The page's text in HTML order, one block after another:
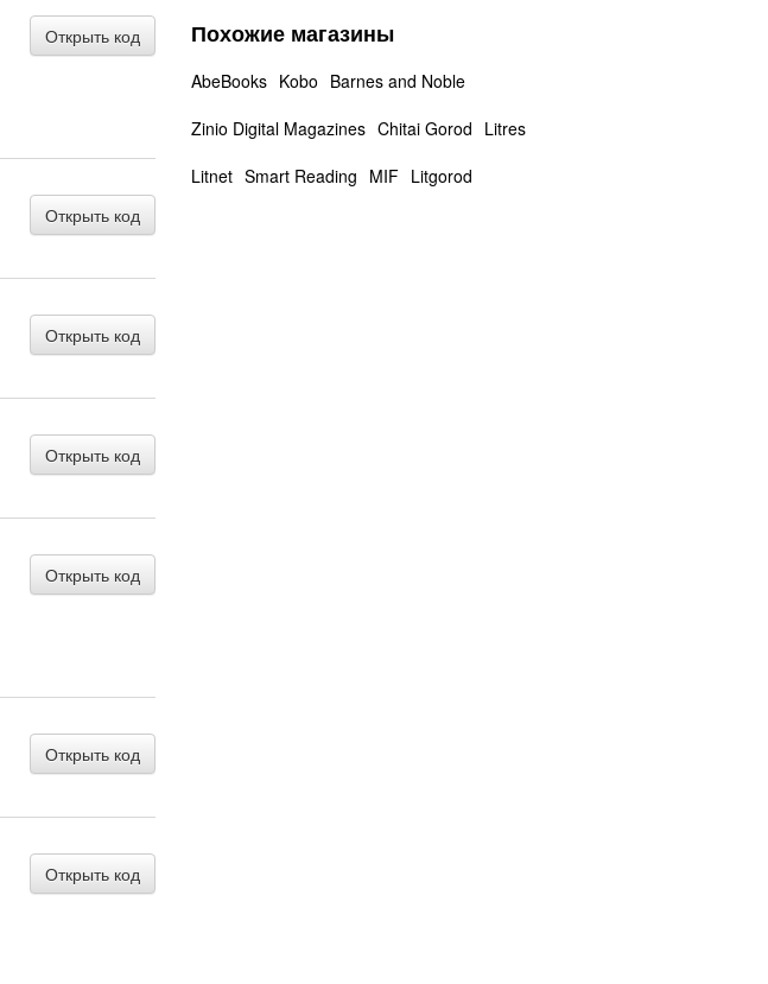
Открыть код
Открыть код
Открыть код
Открыть код
Открыть код
Открыть код
Открыть код
Похожие магазины
AbeBooks Kobo Barnes and Noble
Zinio Digital Magazines Chitai Gorod Litres
Litnet Smart Reading MIF Litgorod